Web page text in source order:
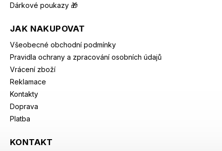
Dárkové poukazy 🎁
JAK NAKUPOVAT
Všeobecné obchodní podmínky
Pravidla ochrany a zpracování osobních údajů
Vrácení zboží
Reklamace
Kontakty
Doprava
Platba
KONTAKT